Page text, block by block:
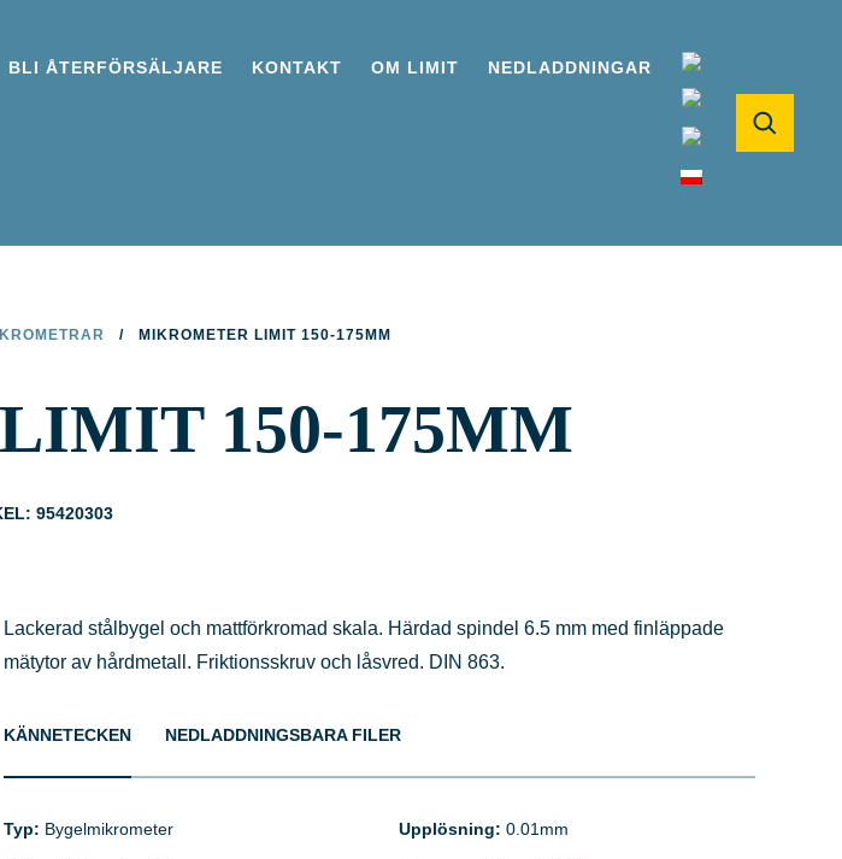
BLI ÅTERFÖRSÄLJARE KONTAKT OM LIMIT NEDLADDNINGAR
/ MIKROMETER LIMIT 150-175MM
150-175MM
95420303
Lackerad stålbygel och mattförkromad skala. Härdad spindel 6.5 mm med finläppade
mätytor av hårdmetall. Friktionsskruv och låsvred. DIN 863.
KÄNNETECKEN NEDLADDNINGSBARA FILER
Typ: Bygelmikrometer Upplösning: 0.01mm